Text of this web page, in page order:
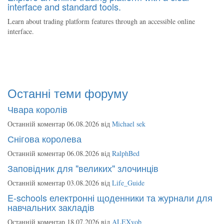
interface and standard tools.
Learn about trading platform features through an accessible online
interface.
Останні теми форуму
Чвара королів
Останній коментар 06.08.2026 від Michael sek
Снігова королева
Останній коментар 06.08.2026 від RalphBed
Заповідник для "великих" злочинців
Останній коментар 03.08.2026 від Life_Guide
E-schools електронні щоденники та журнали для
навчальних закладів
Останній коментар 18.07.2026 від ALEXvob